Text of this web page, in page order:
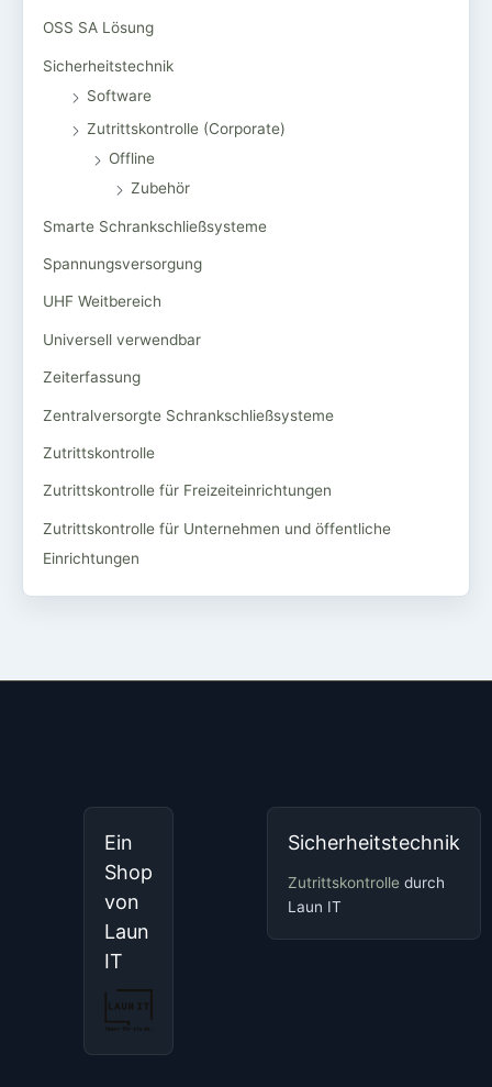
OSS SA Lösung
Sicherheitstechnik
Software
Zutrittskontrolle (Corporate)
Offline
Zubehör
Smarte Schrankschließsysteme
Spannungsversorgung
UHF Weitbereich
Universell verwendbar
Zeiterfassung
Zentralversorgte Schrankschließsysteme
Zutrittskontrolle
Zutrittskontrolle für Freizeiteinrichtungen
Zutrittskontrolle für Unternehmen und öffentliche
Einrichtungen
Ein
Shop
von
Laun
IT
Sicherheitstechnik
Zutrittskontrolle durch
Laun IT